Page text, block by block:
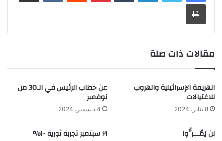
مقالات ذات صلة
الهزيمة الإسرائيلية والهروب
للاغتيالات
8 يناير، 2024
عن خطاب الرئيس في الـ30 من
نوفمبر
4 ديسمبر، 2024
لن يَمُـــرُّوا ٢١ سبتمبر تجربة ثورية ١٠٠%